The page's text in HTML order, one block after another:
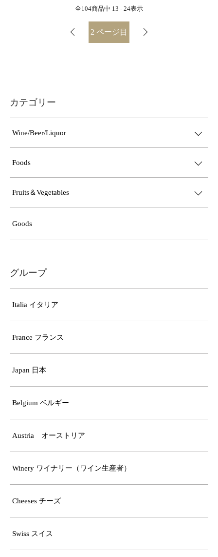
全104商品中 13 - 24表示
2 ページ目
カテゴリー
Wine/Beer/Liquor
Foods
Fruits＆Vegetables
Goods
グループ
Italia イタリア
France フランス
Japan 日本
Belgium ベルギー
Austria オーストリア
Winery ワイナリー（ワイン生産者）
Cheeses チーズ
Swiss スイス